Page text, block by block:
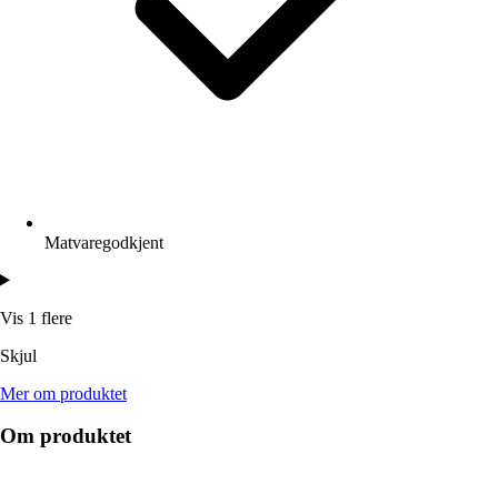
Matvaregodkjent
Vis 1 flere
Skjul
Mer om produktet
Om produktet